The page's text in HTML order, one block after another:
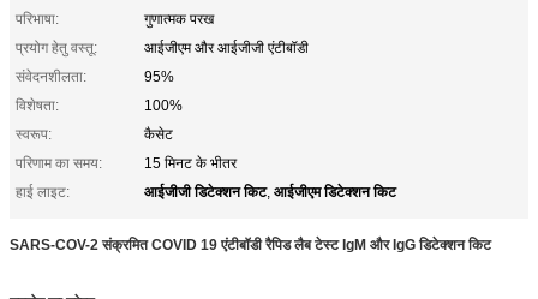
परिभाषा:
गुणात्मक परख
प्रयोग हेतु वस्तू:
आईजीएम और आईजीजी एंटीबॉडी
संवेदनशीलता:
95%
विशेषता:
100%
स्वरूप:
कैसेट
परिणाम का समय:
15 मिनट के भीतर
हाई लाइट:
आईजीजी डिटेक्शन किट, आईजीएम डिटेक्शन किट
SARS-COV-2 संक्रमित COVID 19 एंटीबॉडी रैपिड लैब टेस्ट IgM और IgG डिटेक्शन किट